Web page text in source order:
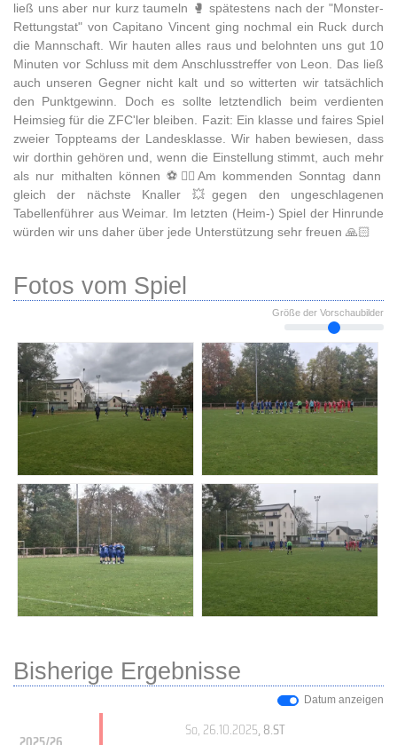
ließ uns aber nur kurz taumeln 🥊 spätestens nach der "Monster-
Rettungstat" von Capitano Vincent ging nochmal ein Ruck durch
die Mannschaft. Wir hauten alles raus und belohnten uns gut 10
Minuten vor Schluss mit dem Anschlusstreffer von Leon. Das ließ
auch unseren Gegner nicht kalt und so witterten wir tatsächlich
den Punktgewinn. Doch es sollte letztendlich beim verdienten
Heimsieg für die ZFC'ler bleiben. Fazit: Ein klasse und faires Spiel
zweier Toppteams der Landesklasse. Wir haben bewiesen, dass
wir dorthin gehören und, wenn die Einstellung stimmt, auch mehr
als nur mithalten können ⚽👍🏻Am kommenden Sonntag dann
gleich der nächste Knaller 💥gegen den ungeschlagenen
Tabellenführer aus Weimar. Im letzten (Heim-) Spiel der Hinrunde
würden wir uns daher über jede Unterstützung sehr freuen 🙏🏻
Fotos vom Spiel
Größe der Vorschaubilder
Bisherige Ergebnisse
Datum anzeigen
So, 26.10.2025, 8.ST